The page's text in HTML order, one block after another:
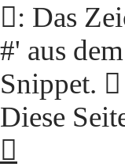
𩡩: Das
#' aus
Snippet. 𩡩
Diese
𩡩